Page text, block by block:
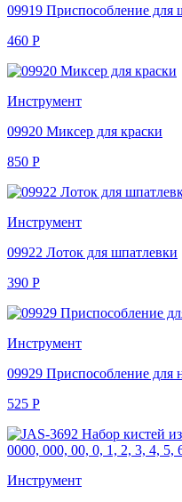
09919 Приспособление для
460 Р
Инструмент
09920 Миксер для краски
850 Р
Инструмент
09922 Лоток для шпатлевки
390 Р
Инструмент
09929 Приспособление для
525 Р
Инструмент